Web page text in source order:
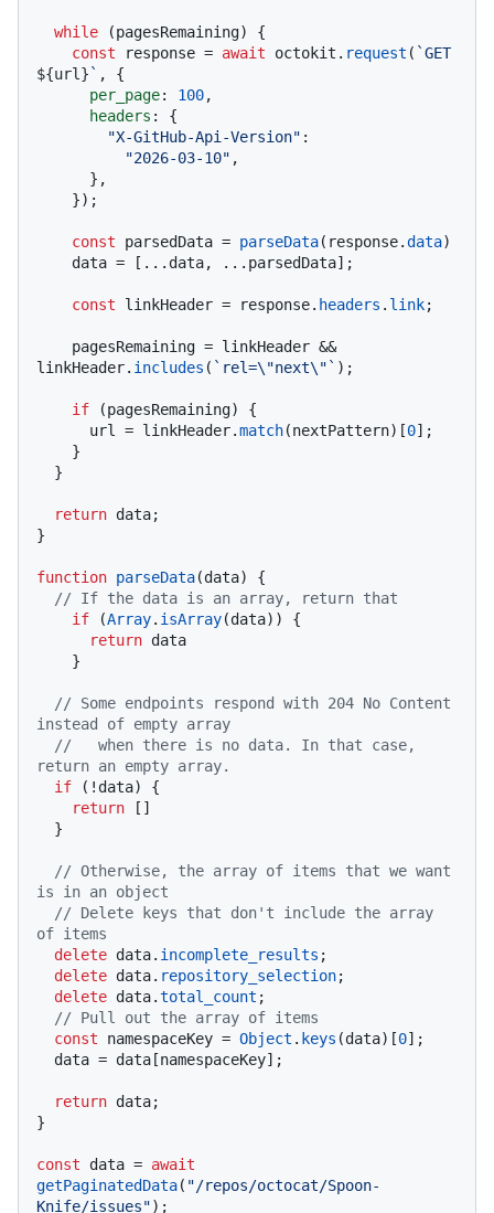
while (pagesRemaining) {
const response = await octokit. request (
`GET
${url} ` , {
per_page: 100,
headers : {
"X-GitHub-Api-Version" :
"2026-03-10" ,
const parsedData = parseData(response.data)
const linkHeader = response. headers . link;
linkHeader. includes ( `rel=\"next\"` );
if (pagesRemaining) {
      url = linkHeader.
match(nextPattern)[0];
return data;
}
function parseData(data) {
// If the data is an array, return that
if (Array. isArray(data)) {
return data
// Some endpoints respond with 204 No Content
instead of empty array
//   when there is no data. In that case,
return an empty array.
if (!data) {
return []
// Otherwise, the array of items that we want
is in an object
// Delete keys that don't include the array
of items
delete data. incomplete_results ;
delete data. repository_selection;
delete data.total_count ;
// Pull out the array of items
const namespaceKey = Object . keys (data)[0];
return data;
}
const data = await
getPaginatedData( "/repos/octocat/Spoon-
Knife/issues");